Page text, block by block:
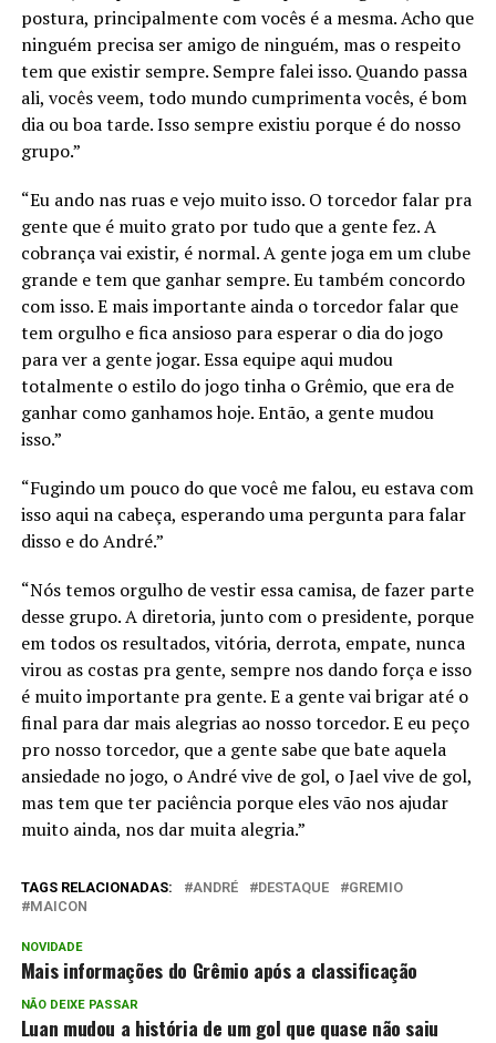
postura, principalmente com vocês é a mesma. Acho que
ninguém precisa ser amigo de ninguém, mas o respeito
tem que existir sempre. Sempre falei isso. Quando passa
ali, vocês veem, todo mundo cumprimenta vocês, é bom
dia ou boa tarde. Isso sempre existiu porque é do nosso
grupo.”
“Eu ando nas ruas e vejo muito isso. O torcedor falar pra
gente que é muito grato por tudo que a gente fez. A
cobrança vai existir, é normal. A gente joga em um clube
grande e tem que ganhar sempre. Eu também concordo
com isso. E mais importante ainda o torcedor falar que
tem orgulho e fica ansioso para esperar o dia do jogo
para ver a gente jogar. Essa equipe aqui mudou
totalmente o estilo do jogo tinha o Grêmio, que era de
ganhar como ganhamos hoje. Então, a gente mudou
isso.”
“Fugindo um pouco do que você me falou, eu estava com
isso aqui na cabeça, esperando uma pergunta para falar
disso e do André.”
“Nós temos orgulho de vestir essa camisa, de fazer parte
desse grupo. A diretoria, junto com o presidente, porque
em todos os resultados, vitória, derrota, empate, nunca
virou as costas pra gente, sempre nos dando força e isso
é muito importante pra gente. E a gente vai brigar até o
final para dar mais alegrias ao nosso torcedor. E eu peço
pro nosso torcedor, que a gente sabe que bate aquela
ansiedade no jogo, o André vive de gol, o Jael vive de gol,
mas tem que ter paciência porque eles vão nos ajudar
muito ainda, nos dar muita alegria.”
TAGS RELACIONADAS: ANDRÉ DESTAQUE
GREMIO
MAICON
NOVIDADE
Mais informações do Grêmio após a classificação
NÃO DEIXE PASSAR
Luan mudou a história de um gol que quase não saiu